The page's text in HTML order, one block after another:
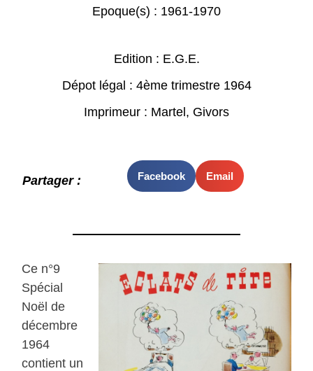
Epoque(s) : 1961-1970
Edition : E.G.E.
Dépot légal : 4ème trimestre 1964
Imprimeur : Martel, Givors
Partager : Facebook Email
Ce n°9
Spécial
Noël de
décembre
1964
contient un